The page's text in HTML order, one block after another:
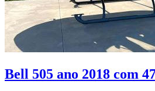
Bell 505 ano 2018 com